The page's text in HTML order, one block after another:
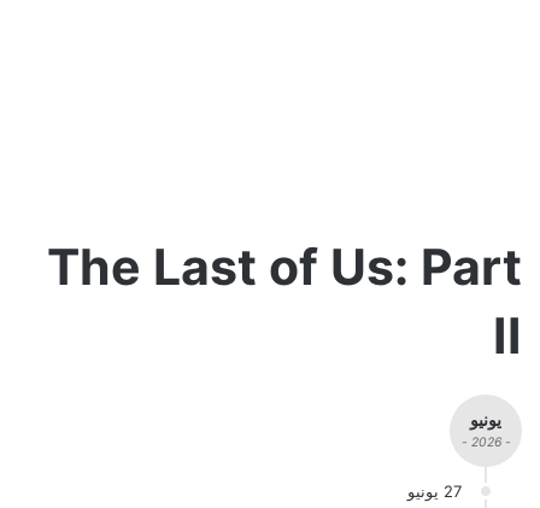
The Last of Us: Part
II
يونيو
- 2026 -
27 يونيو